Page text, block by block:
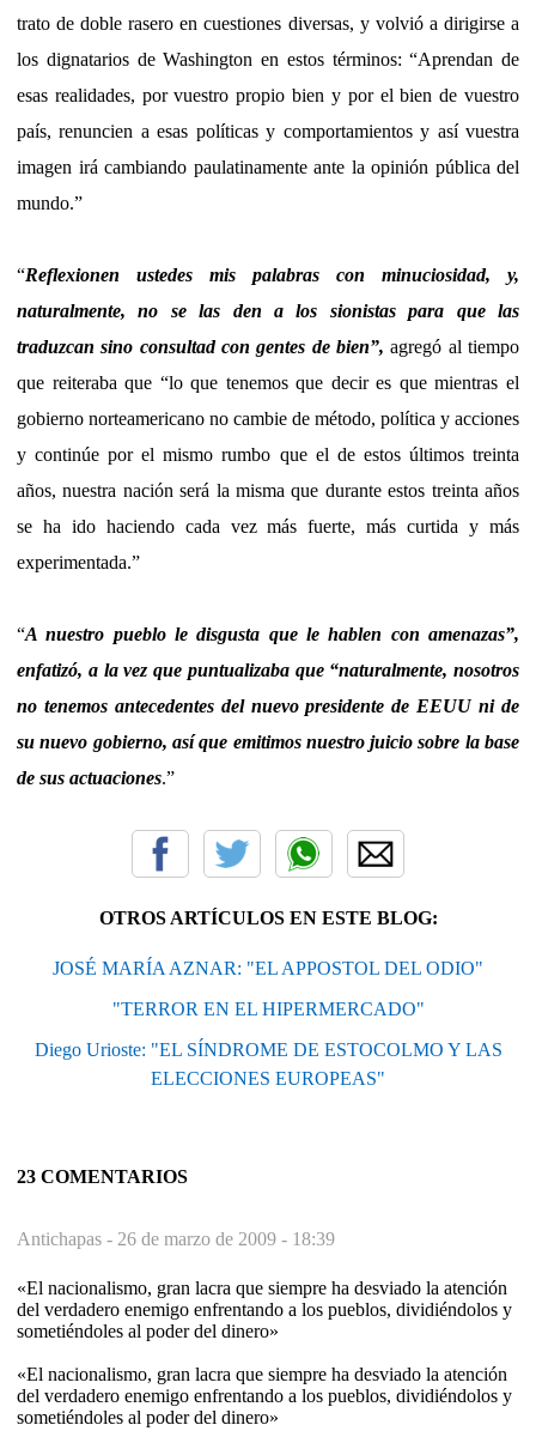
trato de doble rasero en cuestiones diversas, y volvió a dirigirse a
los dignatarios de Washington en estos términos: “Aprendan de
esas realidades, por vuestro propio bien y por el bien de vuestro
país, renuncien a esas políticas y comportamientos y así vuestra
imagen irá cambiando paulatinamente ante la opinión pública del
mundo.”
“Reflexionen ustedes mis palabras con minuciosidad, y,
naturalmente, no se las den a los sionistas para que las
traduzcan sino consultad con gentes de bien”, agregó al tiempo
que reiteraba que “lo que tenemos que decir es que mientras el
gobierno norteamericano no cambie de método, política y acciones
y continúe por el mismo rumbo que el de estos últimos treinta
años, nuestra nación será la misma que durante estos treinta años
se ha ido haciendo cada vez más fuerte, más curtida y más
experimentada.”
“A nuestro pueblo le disgusta que le hablen con amenazas”,
enfatizó, a la vez que puntualizaba que “naturalmente, nosotros
no tenemos antecedentes del nuevo presidente de EEUU ni de
su nuevo gobierno, así que emitimos nuestro juicio sobre la base
de sus actuaciones.”
OTROS ARTÍCULOS EN ESTE BLOG:
JOSÉ MARÍA AZNAR: "EL APPOSTOL DEL ODIO"
"TERROR EN EL HIPERMERCADO"
Diego Urioste: "EL SÍNDROME DE ESTOCOLMO Y LAS
ELECCIONES EUROPEAS"
23 COMENTARIOS
Antichapas - 26 de marzo de 2009 - 18:39
«El nacionalismo, gran lacra que siempre ha desviado la atención
del verdadero enemigo enfrentando a los pueblos, dividiéndolos y
sometiéndoles al poder del dinero»
«El nacionalismo, gran lacra que siempre ha desviado la atención
del verdadero enemigo enfrentando a los pueblos, dividiéndolos y
sometiéndoles al poder del dinero»